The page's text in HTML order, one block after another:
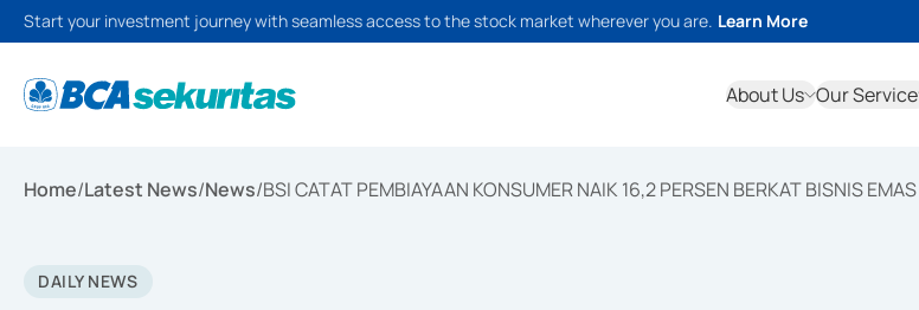
Start your investment journey with seamless access to the stock market wherever you are. Learn More
About Us Our Service
Home/Latest News/News/BSI CATAT PEMBIAYAAN KONSUMER NAIK 16,2 PERSEN BERKAT BISNIS EMAS
DAILY NEWS